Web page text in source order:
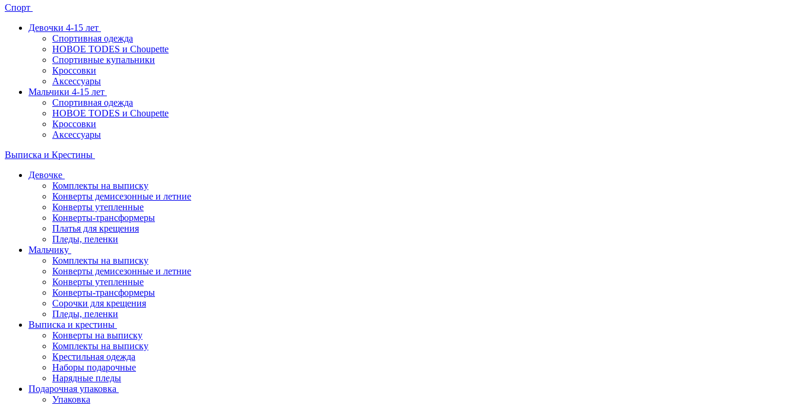
Спорт
Девочки 4-15 лет
Спортивная одежда
НОВОЕ TODES и Choupette
Спортивные купальники
Кроссовки
Аксессуары
Мальчики 4-15 лет
Спортивная одежда
НОВОЕ TODES и Choupette
Кроссовки
Аксессуары
Выписка и Крестины
Девочке
Комплекты на выписку
Конверты демисезонные и летние
Конверты утепленные
Конверты-трансформеры
Платья для крещения
Пледы, пеленки
Мальчику
Комплекты на выписку
Конверты демисезонные и летние
Конверты утепленные
Конверты-трансформеры
Сорочки для крещения
Пледы, пеленки
Выписка и крестины
Конверты на выписку
Комплекты на выписку
Крестильная одежда
Наборы подарочные
Нарядные пледы
Подарочная упаковка
Упаковка